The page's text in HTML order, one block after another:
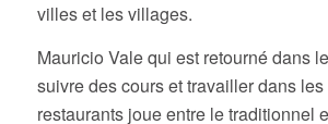
villes et les villages.
Mauricio Vale qui est retourné dans
suivre des cours et travailler dans
restaurants joue entre le traditionnel